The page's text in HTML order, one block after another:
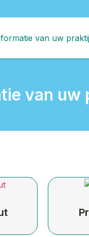
van uw
van uw